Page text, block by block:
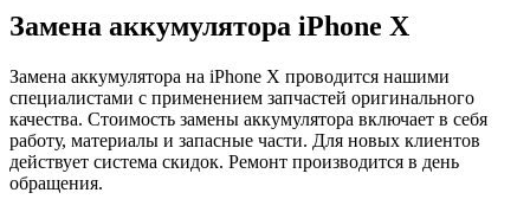
Замена аккумулятора iPhone X
Замена аккумулятора на iPhone X проводится нашими
специалистами с применением запчастей оригинального
качества. Стоимость замены аккумулятора включает в себя
работу, материалы и запасные части. Для новых клиентов
действует система скидок. Ремонт производится в день
обращения.